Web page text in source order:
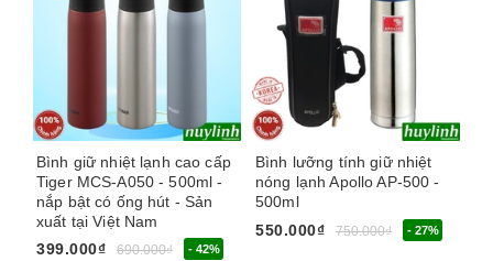
Bình giữ nhiệt lạnh cao cấp
Tiger MCS-A050 - 500ml -
nắp bật có ống hút - Sản
xuất tại Việt Nam
399.000₫
690.000₫ - 42%
Bình lưỡng tính giữ nhiệt
nóng lạnh Apollo AP-500 -
500ml
550.000₫
750.000₫ - 27%